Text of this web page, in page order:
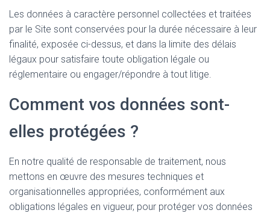
Les données à caractère personnel collectées et traitées
par le Site sont conservées pour la durée nécessaire à leur
finalité, exposée ci-dessus, et dans la limite des délais
légaux pour satisfaire toute obligation légale ou
réglementaire ou engager/répondre à tout litige.
Comment vos données sont-
elles protégées ?
En notre qualité de responsable de traitement, nous
mettons en œuvre des mesures techniques et
organisationnelles appropriées, conformément aux
obligations légales en vigueur, pour protéger vos données